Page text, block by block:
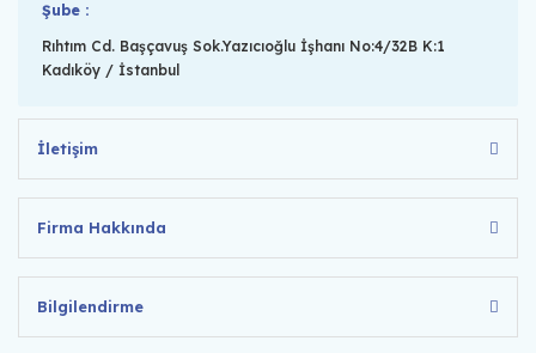
Şube :
Rıhtım Cd. Başçavuş Sok.Yazıcıoğlu İşhanı No:4/32B K:1
Kadıköy / İstanbul
İletişim
Firma Hakkında
Bilgilendirme